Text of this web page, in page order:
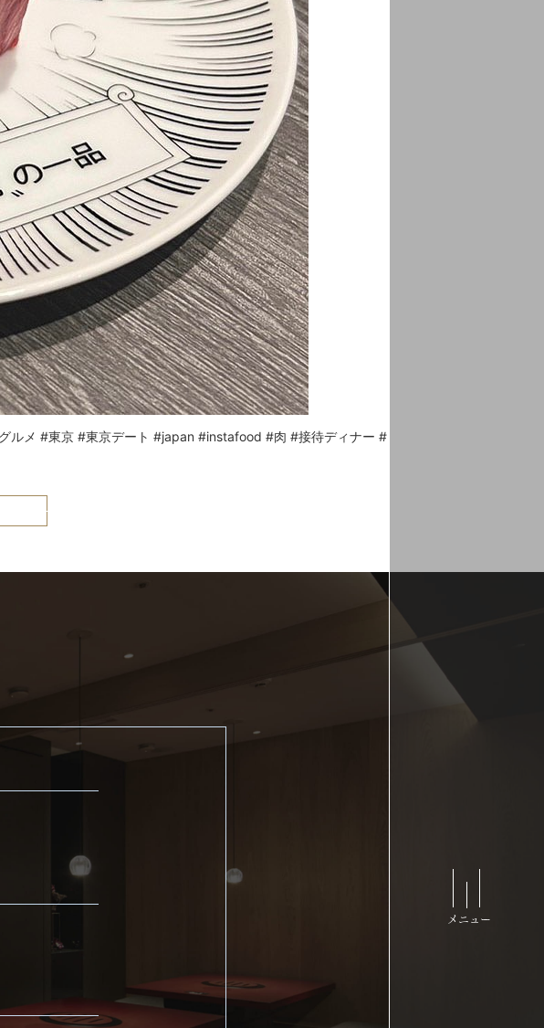
ルメ #東京 #東京デート #japan #instafood #肉 #接待ディナー #